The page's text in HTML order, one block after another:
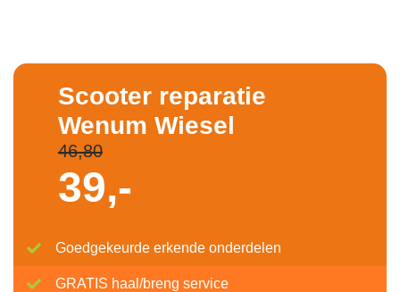
Scooter reparatie
Wenum Wiesel
46,80
39,-
Goedgekeurde erkende onderdelen
GRATIS haal/breng service